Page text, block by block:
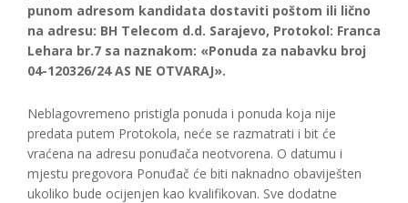
punom adresom kandidata dostaviti poštom ili lično
na adresu: BH Telecom d.d. Sarajevo, Protokol: Franca
Lehara br.7 sa naznakom: «Ponuda za nabavku broj
04-120326/24 AS NE OTVARAJ».
Neblagovremeno pristigla ponuda i ponuda koja nije
predata putem Protokola, neće se razmatrati i bit će
vraćena na adresu ponuđača neotvorena. O datumu i
mjestu pregovora Ponuđač će biti naknadno obaviješten
ukoliko bude ocijenjen kao kvalifikovan. Sve dodatne